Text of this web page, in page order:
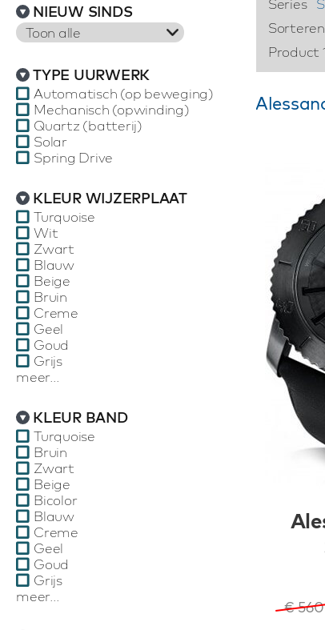
NIEUW SINDS
Toon alle
TYPE UURWERK
Automatisch (op beweging)
Mechanisch (opwinding)
Quartz (batterij)
Solar
Spring Drive
KLEUR WIJZERPLAAT
Turquoise
Wit
Zwart
Blauw
Beige
Bruin
Creme
Geel
Goud
Grijs
meer...
KLEUR BAND
Turquoise
Bruin
Zwart
Beige
Bicolor
Blauw
Creme
Geel
Goud
Grijs
meer...
Series
Product
€